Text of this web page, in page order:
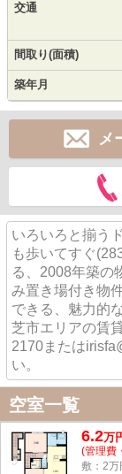
交通
間取り(面積)
築年月
メ
いろいろと揃う
も歩いてすぐ
る、2008年築の
み置き場付き物
できる、魅力的
芝市エリアの賃
2170または
い。
空室一覧
6.2万
(管理費
敷：2万